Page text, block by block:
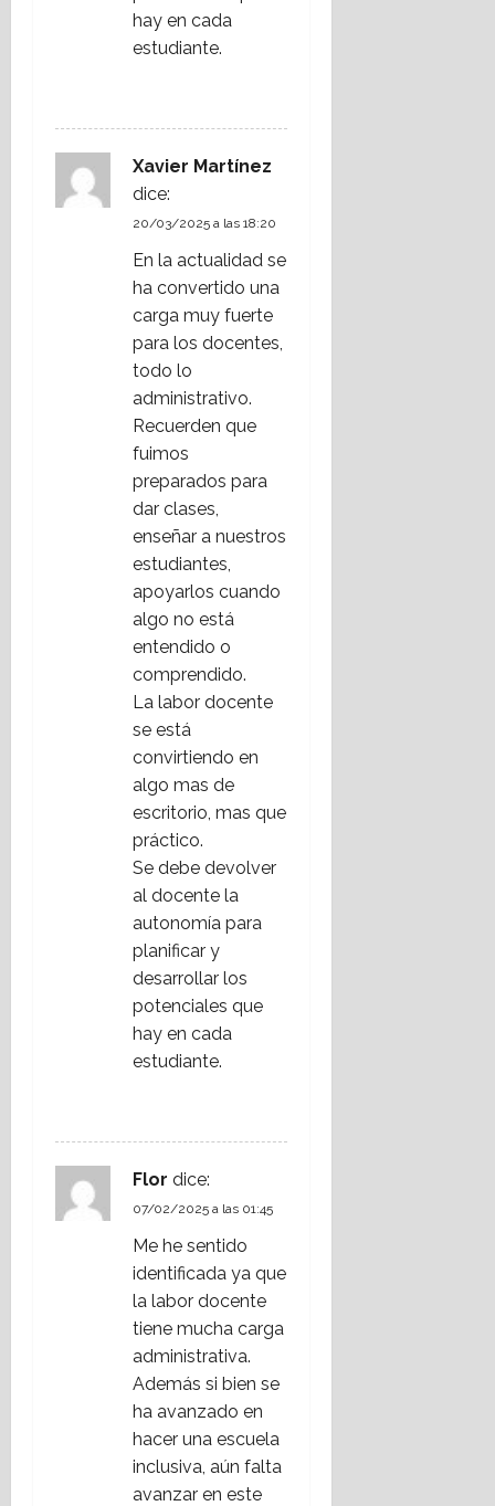
hay en cada
estudiante.
Xavier Martínez
dice:
20/03/2025 a las 18:20
En la actualidad se
ha convertido una
carga muy fuerte
para los docentes,
todo lo
administrativo.
Recuerden que
fuimos
preparados para
dar clases,
enseñar a nuestros
estudiantes,
apoyarlos cuando
algo no está
entendido o
comprendido.
La labor docente
se está
convirtiendo en
algo mas de
escritorio, mas que
práctico.
Se debe devolver
al docente la
autonomía para
planificar y
desarrollar los
potenciales que
hay en cada
estudiante.
Flor dice:
07/02/2025 a las 01:45
Me he sentido
identificada ya que
la labor docente
tiene mucha carga
administrativa.
Además si bien se
ha avanzado en
hacer una escuela
inclusiva, aún falta
avanzar en este